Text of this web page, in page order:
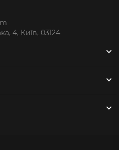
4, Київ, 03124